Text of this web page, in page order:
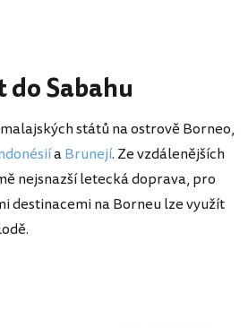
do Sabahu
států na ostrově Borneo,
aBrunejí. Ze vzdálenějších
nejsnazší letecká doprava, pro
destinacemi na Borneu lze využít